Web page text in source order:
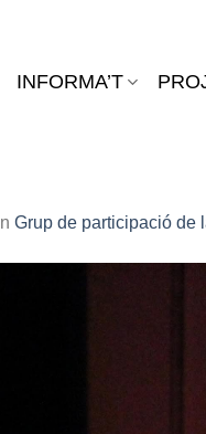
INFORMA’T
Grup de participació de